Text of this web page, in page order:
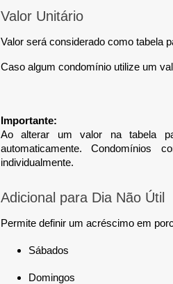
Valor Unitário
Valor será considerado como tabela
Caso algum condomínio utilize um
Importante:
Ao alterar um valor na tabela
automaticamente. Condomínios
individualmente.
Adicional para Dia Não Útil
Permite definir um acréscimo em
Sábados
Domingos